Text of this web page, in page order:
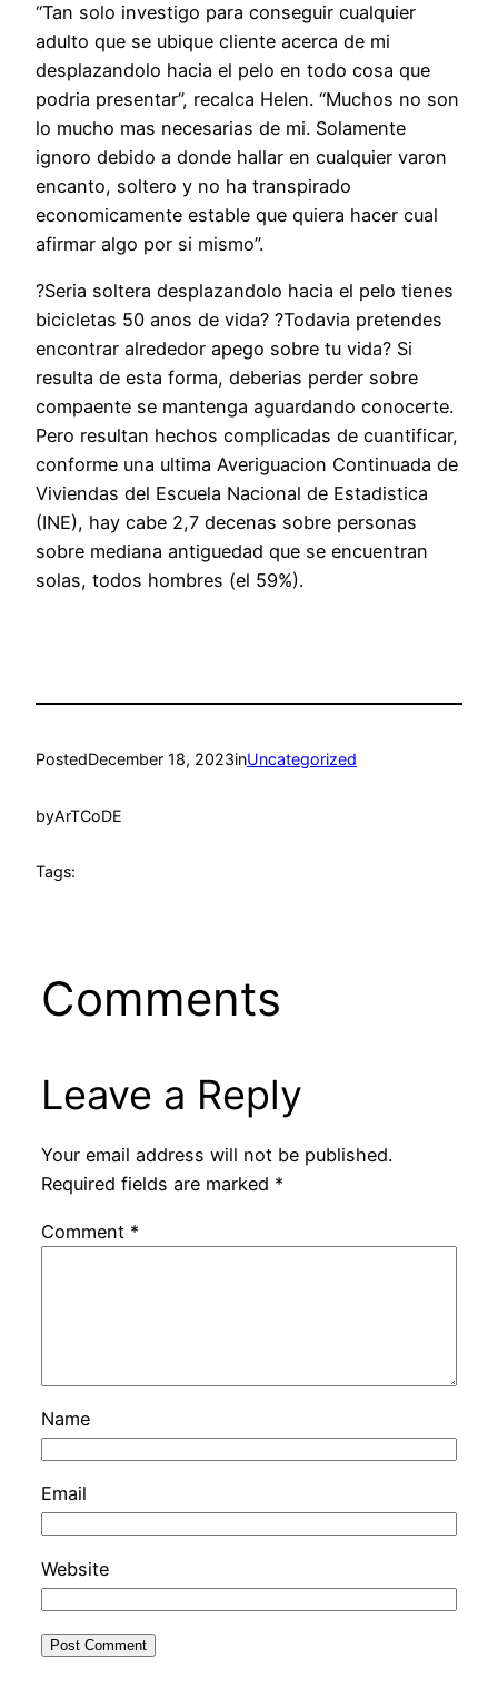
“Tan solo investigo para conseguir cualquier
adulto que se ubique cliente acerca de mi
desplazandolo hacia el pelo en todo cosa que
podria presentar”, recalca Helen. “Muchos no son
lo mucho mas necesarias de mi. Solamente
ignoro debido a donde hallar en cualquier varon
encanto, soltero y no ha transpirado
economicamente estable que quiera hacer cual
afirmar algo por si mismo”.
?Seri­a soltera desplazandolo hacia el pelo tienes
bicicletas 50 anos de vida? ?Todavia pretendes
encontrar alrededor apego sobre tu vida? Si
resulta de esta forma, deberias perder sobre
compaente se mantenga aguardando conocerte.
Pero resultan hechos complicadas de cuantificar,
conforme una ultima Averiguacion Continuada de
Viviendas del Escuela Nacional de Estadistica
(INE), hay cabe 2,7 decenas sobre personas
sobre mediana antiguedad que se encuentran
solas, todos hombres (el 59%).
PostedDecember 18, 2023inUncategorized
byArTCoDE
Tags:
Comments
Leave a Reply
Your email address will not be published.
Required fields are marked *
Comment *
Name
Email
Website